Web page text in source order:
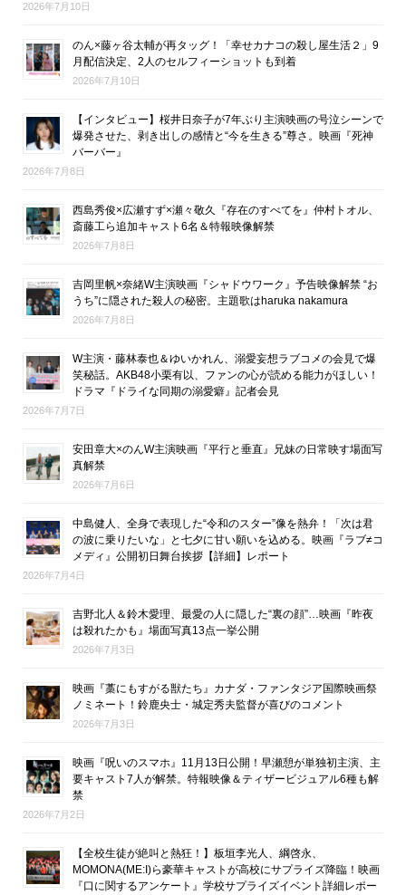
2026年7月10日
のん×藤ヶ谷太輔が再タッグ！「幸せカナコの殺し屋生活２」9
月配信決定、2人のセルフィーショットも到着
2026年7月10日
【インタビュー】桜井日奈子が7年ぶり主演映画の号泣シーンで
爆発させた、剥き出しの感情と“今を生きる”尊さ。映画『死神
バーバー』
2026年7月8日
西島秀俊×広瀬すず×瀬々敬久『存在のすべてを』仲村トオル、
斎藤工ら追加キャスト6名＆特報映像解禁
2026年7月8日
吉岡里帆×奈緒W主演映画『シャドウワーク』予告映像解禁 “お
うち”に隠された殺人の秘密。主題歌はharuka nakamura
2026年7月8日
W主演・藤林泰也＆ゆいかれん、溺愛妄想ラブコメの会見で爆
笑秘話。AKB48小栗有以、ファンの心が読める能力がほしい！
ドラマ『ドライな同期の溺愛癖』記者会見
2026年7月7日
安田章大×のんW主演映画『平行と垂直』兄妹の日常映す場面写
真解禁
2026年7月6日
中島健人、全身で表現した“令和のスター”像を熱弁！「次は君
の波に乗りたいな」と七夕に甘い願いを込める。映画『ラブ≠コ
メディ』公開初日舞台挨拶【詳細】レポート
2026年7月4日
吉野北人＆鈴木愛理、最愛の人に隠した“裏の顔”…映画『昨夜
は殺れたかも』場面写真13点一挙公開
2026年7月3日
映画『藁にもすがる獣たち』カナダ・ファンタジア国際映画祭
ノミネート！鈴鹿央士・城定秀夫監督が喜びのコメント
2026年7月3日
映画『呪いのスマホ』11月13日公開！早瀬憩が単独初主演、主
要キャスト7人が解禁。特報映像＆ティザービジュアル6種も解
禁
2026年7月2日
【全校生徒が絶叫と熱狂！】板垣李光人、綱啓永、
MOMONA(ME:I)ら豪華キャストが高校にサプライズ降臨！映画
『口に関するアンケート』学校サプライズイベント詳細レポー